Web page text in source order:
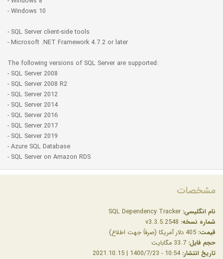
- Windows 10
- SQL Server client-side tools
- Microsoft .NET Framework 4.7.2 or later
The following versions of SQL Server are supported:
- SQL Server 2008
- SQL Server 2008 R2
- SQL Server 2012
- SQL Server 2014
- SQL Server 2016
- SQL Server 2017
- SQL Server 2019
- Azure SQL Database
- SQL Server on Amazon RDS
مشخصات
نام انگلیسی:
شماره نسخه:
قیمت:
حجم فایل:
تاریخ انتشار: 10:54 - 1400/7/23 | 2021.10.15